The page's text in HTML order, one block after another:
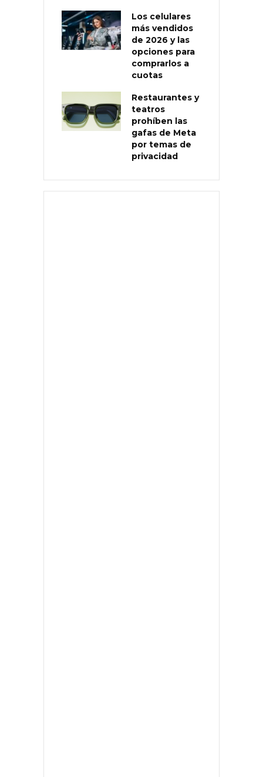
Los celulares
más vendidos
de 2026 y las
opciones para
comprarlos a
cuotas
Restaurantes y
teatros
prohíben las
gafas de Meta
por temas de
privacidad